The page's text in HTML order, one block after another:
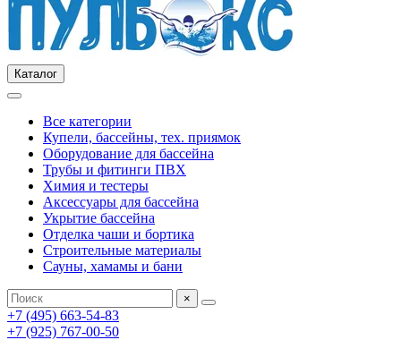
Каталог
Все категории
Купели, бассейны, тех. приямок
Оборудование для бассейна
Трубы и фитинги ПВХ
Химия и тестеры
Аксессуары для бассейна
Укрытие бассейна
Отделка чаши и бортика
Строительные материалы
Сауны, хамамы и бани
×
+7 (495) 663-54-83
+7 (925) 767-00-50